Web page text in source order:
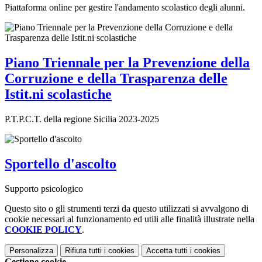
Piattaforma online per gestire l'andamento scolastico degli alunni.
Piano Triennale per la Prevenzione della
Corruzione e della Trasparenza delle
Istit.ni scolastiche
P.T.P.C.T. della regione Sicilia 2023-2025
Sportello d'ascolto
Supporto psicologico
Questo sito o gli strumenti terzi da questo utilizzati si avvalgono di
cookie necessari al funzionamento ed utili alle finalità illustrate nella
COOKIE POLICY.
Personalizza Rifiuta tutti i cookies Accetta tutti i cookies